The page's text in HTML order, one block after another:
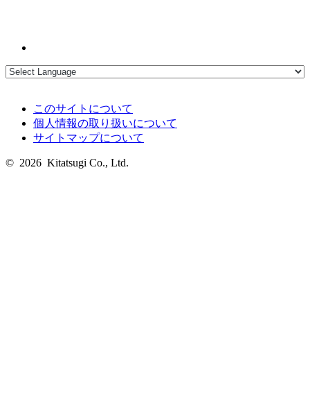
このサイトについて
個人情報の取り扱いについて
サイトマップについて
© 2026 Kitatsugi Co., Ltd.